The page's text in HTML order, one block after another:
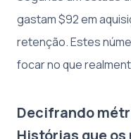
gastam $92 em
retenção. Estes
focar no que
Decifrando
Histórias que